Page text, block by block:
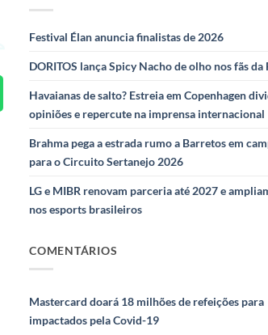
Festival Élan anuncia finalistas de 2026
DORITOS lança Spicy Nacho de olho nos fãs
Havaianas de salto? Estreia em Copenhagen
opiniões e repercute na imprensa internacional
Brahma pega a estrada rumo a Barretos em
para o Circuito Sertanejo 2026
LG e MIBR renovam parceria até 2027 e
nos esports brasileiros
COMENTÁRIOS
Mastercard doará 18 milhões de refeições para
impactados pela Covid-19